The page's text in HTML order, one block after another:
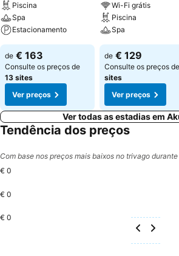
Piscina
Spa
Estacionamento
de € 163
Consulte os preços de
13 sites
Ver preços
Wi-Fi grátis
Piscina
Spa
de € 129
Consulte os preços de
sites
Ver preços
Ver todas as estadias em
Tendência dos preços
Com base nos preços mais baixos no trivago
€ 0
€ 0
€ 0